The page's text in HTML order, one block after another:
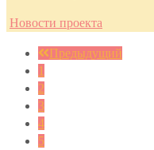
Новости проекта
Предыдущий
1
2
3
4
5